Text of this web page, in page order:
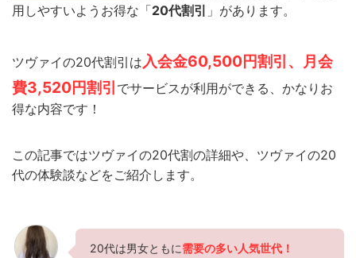
用しやすいようお得な「20代割引 」があります。
ツヴァイの20代割引は入会金60,500円割引、月会
費3,520円割引 でサービスが利用ができる、かなりお
得な内容です！
この記事ではツヴァイの20代割の詳細や、ツヴァイの20
代の体験談などをご紹介します。
20代は男女ともに需要の多い人気世代！